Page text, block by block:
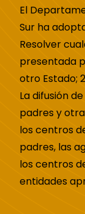
El
Sur ha
Resolver
presentada
otro Estado;
La difusión
padres y
los centros
padres, las
los centros
entidades